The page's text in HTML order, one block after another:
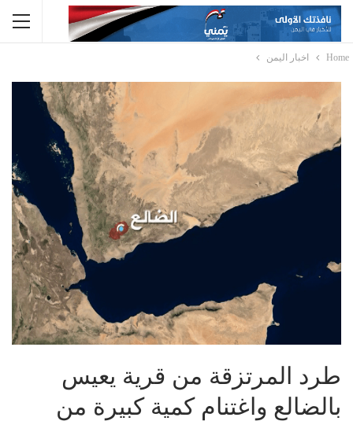
Home اخبار اليمن
طرد المرتزقة من قرية يعيس
بالضالع واغتنام كمية كبيرة من